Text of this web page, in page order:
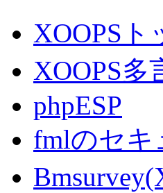
XOOPS
XOOPS
phpESP
fmlのセキ